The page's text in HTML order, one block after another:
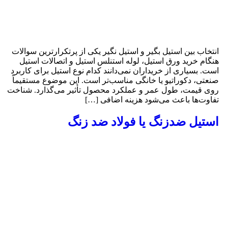
بین استیل بگیر و استیل نگیر یکی از پرتکرارترین سوالات
خرید ورق استیل، لوله استنلس استیل و اتصالات استیل
بسیاری از خریداران نمی‌دانند کدام نوع استیل برای کاربرد
دکوراتیو یا خانگی مناسب‌تر است. این موضوع مستقیماً
قیمت، طول عمر و عملکرد محصول تأثیر می‌گذارد. شناخت
باعث می‌شود هزینه اضافی […]
ضدزنگ یا فولاد ضد زنگ